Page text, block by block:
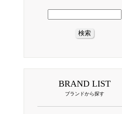
BRAND LIST
ブランドから探す